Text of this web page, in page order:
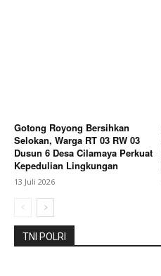
Gotong Royong Bersihkan
Selokan, Warga RT 03 RW 03
Dusun 6 Desa Cilamaya Perkuat
Kepedulian Lingkungan
13 Juli 2026
TNI POLRI